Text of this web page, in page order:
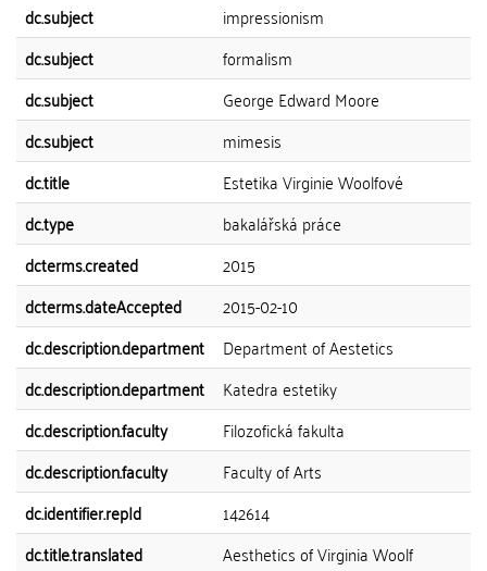
dc.subject
impressionism
dc.subject
formalism
dc.subject
George Edward Moore
dc.subject
mimesis
dc.title
Estetika Virginie Woolfové
dc.type
bakalářská práce
dcterms.created
2015
dcterms.dateAccepted
2015-02-10
dc.description.department
Department of Aestetics
dc.description.department
Katedra estetiky
dc.description.faculty
Filozofická fakulta
dc.description.faculty
Faculty of Arts
dc.identifier.repId
142614
dc.title.translated
Aesthetics of Virginia Woolf